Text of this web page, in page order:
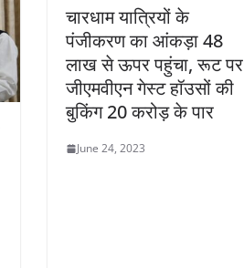
चारधाम यात्रियों के
पंजीकरण का आंकड़ा 48
लाख से ऊपर पहुंचा, रूट पर
जीएमवीएन गेस्ट हॉउसों की
बुकिंग 20 करोड़ के पार
June 24, 2023